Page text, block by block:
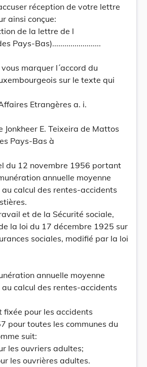
réception de votre lettre
ainsi conçue:
de la lettre de l
Pays-Bas)........................
vous marquer l´accord du
sur le texte qui
Etrangères a. i.
Jonkheer E. Teixeira de Mattos
Pays-Bas à
du 12 novembre 1956 portant
annuelle moyenne
calcul des rentes-accidents
et de la Sécurité sociale,
la loi du 17 décembre 1925 sur
sociales, modifié par la loi
annuelle moyenne
calcul des rentes-accidents
fixée pour les accidents
pour toutes les communes du
suit:
les ouvriers adultes;
les ouvrières adultes.